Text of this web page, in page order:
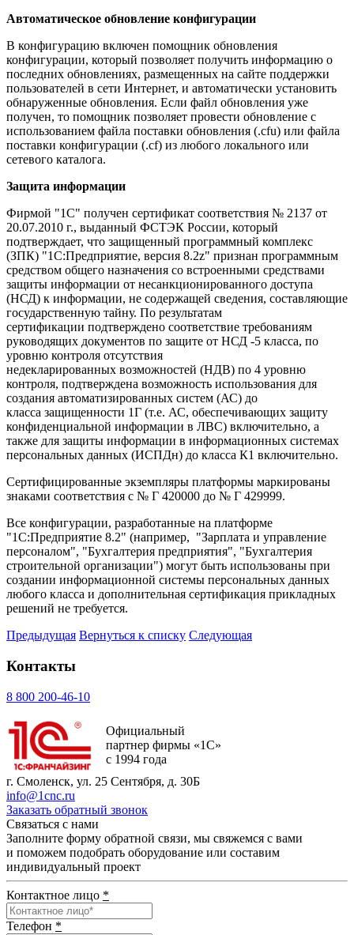
Автоматическое обновление конфигурации
В конфигурацию включен помощник обновления
конфигурации, который позволяет получить информацию о
последних обновлениях, размещенных на сайте поддержки
пользователей в сети Интернет, и автоматически установить
обнаруженные обновления. Если файл обновления уже
получен, то помощник позволяет провести обновление с
использованием файла поставки обновления (.cfu) или файла
поставки конфигурации (.cf) из любого локального или
сетевого каталога.
Защита информации
Фирмой "1С" получен сертификат соответствия № 2137 от
20.07.2010 г., выданный ФСТЭК России, который
подтверждает, что защищенный программный комплекс
(ЗПК) "1С:Предприятие, версия 8.2z" признан программным
средством общего назначения со встроенными средствами
защиты информации от несанкционированного доступа
(НСД) к информации, не содержащей сведения, составляющие
государственную тайну. По результатам
сертификации подтверждено соответствие требованиям
руководящих документов по защите от НСД -5 класса, по
уровню контроля отсутствия
недекларированных возможностей (НДВ) по 4 уровню
контроля, подтверждена возможность использования для
создания автоматизированных систем (АС) до
класса защищенности 1Г (т.е. АС, обеспечивающих защиту
конфиденциальной информации в ЛВС) включительно, а
также для защиты информации в информационных системах
персональных данных (ИСПДн) до класса К1 включительно.
Сертифицированные экземпляры платформы маркированы
знаками соответствия с № Г 420000 до № Г 429999.
Все конфигурации, разработанные на платформе
"1С:Предприятие 8.2" (например, "Зарплата и управление
персоналом", "Бухгалтерия предприятия", "Бухгалтерия
строительной организации") могут быть использованы при
создании информационной системы персональных данных
любого класса и дополнительная сертификация прикладных
решений не требуется.
Предыдущая Вернуться к списку Следующая
Контакты
8 800 200-46-10
Официальный
партнер фирмы «1С»
с 1994 года
г. Смоленск, ул. 25 Сентября, д. 30Б
info@1cnc.ru
Заказать обратный звонок
Связаться с нами
Заполните форму обратной связи, мы свяжемся с вами
и поможем подобрать оборудование или составим
индивидуальный проект
Контактное лицо *
Телефон *